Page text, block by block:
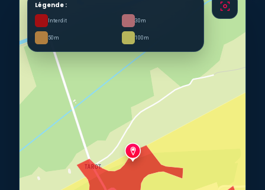
Légende :
Interdit 30m
50m 100m